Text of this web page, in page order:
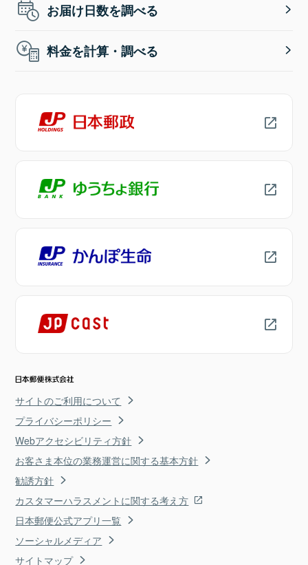
お届け日数を調べる
料金を計算・調べる
サイトのご利用について
プライバシーポリシー
Webアクセシビリティ方針
お客さま本位の業務運営に関する基本方針
勧誘方針
カスタマーハラスメントに関する考え方
日本郵便公式アプリ一覧
ソーシャルメディア
サイトマップ